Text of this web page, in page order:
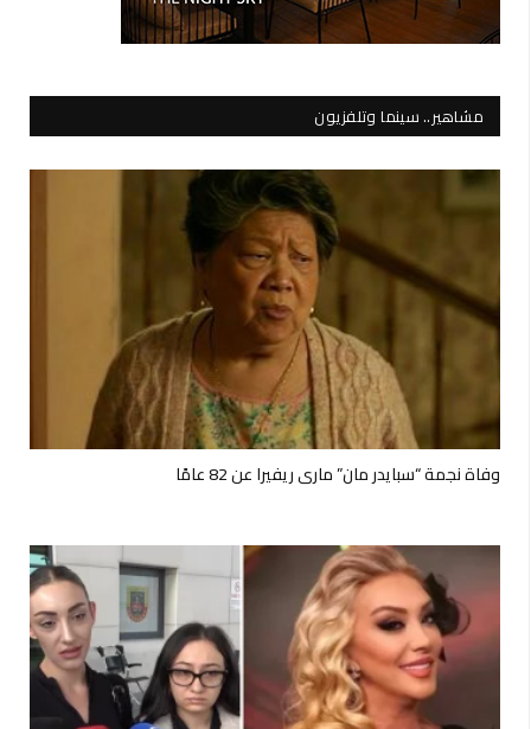
مشاهير.. سينما وتلفزيون
وفاة نجمة “سبايدر مان” ماري ريفيرا عن 82 عامًا